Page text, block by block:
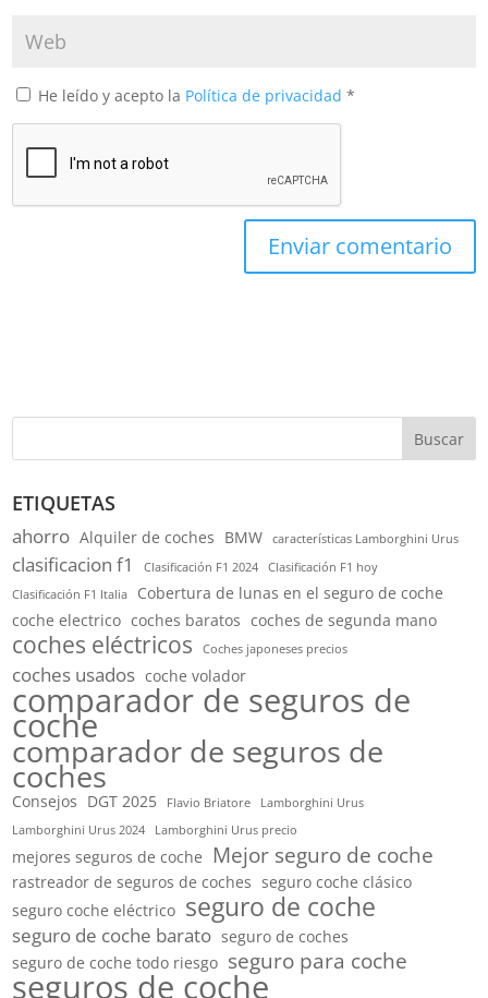
He leído y acepto la Política de privacidad*
Buscar
ETIQUETAS
ahorro Alquiler de coches BMW características Lamborghini Urus
clasificacion f1 Clasificación F1 2024
Clasificación F1 hoy
Clasificación F1 Italia
Cobertura de lunas en el seguro de coche
coche electrico coches baratos coches de segunda mano
coches eléctricos Coches japoneses precios
coches usados coche volador
comparador de seguros de
coche
comparador de seguros de
coches
Consejos DGT 2025 Flavio Briatore
Lamborghini Urus
Lamborghini Urus 2024
Lamborghini Urus precio
mejores seguros de coche Mejor seguro de coche
rastreador de seguros de coches seguro coche clásico
seguro coche eléctrico seguro de coche
seguro de coche barato seguro de coches
seguro de coche todo riesgo seguro para coche
seguros de coche